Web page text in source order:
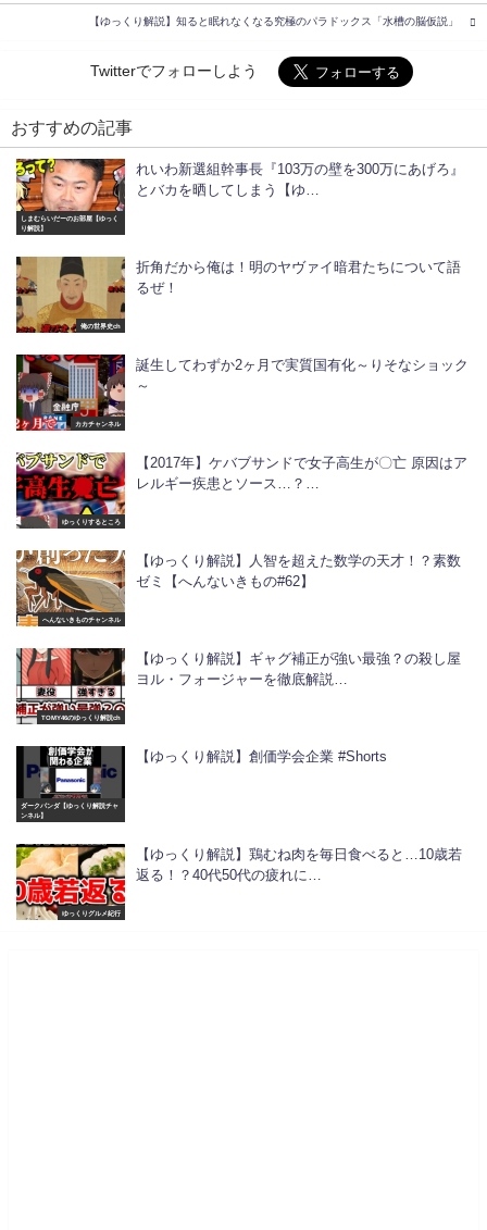
【ゆっくり解説】知ると眠れなくなる究極のパラドックス「水槽の脳仮説」
Twitterでフォローしよう
おすすめの記事
しまむらいだーのお部屋【ゆっく
り解説】
れいわ新選組幹事長『103万の壁を300万にあげろ』
とバカを晒してしまう【ゆ…
俺の世界史ch
折角だから俺は！明のヤヴァイ暗君たちについて語
るぜ！
カカチャンネル
誕生してわずか2ヶ月で実質国有化～りそなショック
～
ゆっくりするところ
【2017年】ケバブサンドで女子高生が〇亡 原因はア
レルギー疾患とソース…？…
へんないきものチャンネル
【ゆっくり解説】人智を超えた数学の天才！？素数
ゼミ【へんないきもの#62】
TOMY46のゆっくり解説ch
【ゆっくり解説】ギャグ補正が強い最強？の殺し屋
ヨル・フォージャーを徹底解説…
ダークパンダ【ゆっくり解説チャ
ンネル】
【ゆっくり解説】創価学会企業 #Shorts
ゆっくりグルメ紀行
【ゆっくり解説】鶏むね肉を毎日食べると…10歳若
返る！？40代50代の疲れに…